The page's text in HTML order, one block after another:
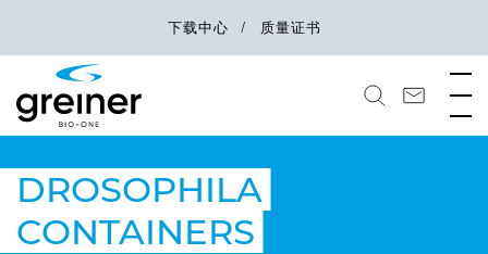
下载中心 质量证书
DROSOPHILA
CONTAINERS